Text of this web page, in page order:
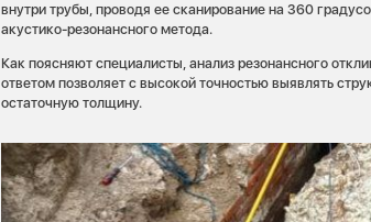
внутри трубы, проводя ее сканирование на 360
акустико-резонансного метода.
Как поясняют специалисты, анализ резонансного
ответом позволяет с высокой точностью выявлять
остаточную толщину.